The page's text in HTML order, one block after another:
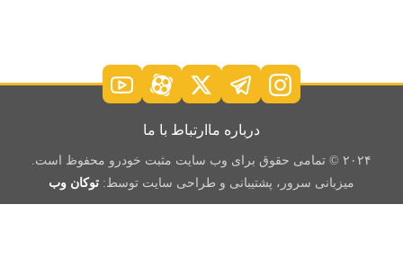
درباره ما ارتباط با ما
۲۰۲۴ © تمامی حقوق برای وب سایت مثبت خودرو محفوظ است.
میزبانی سرور، پشتیبانی و طراحی سایت توسط: توکان وب